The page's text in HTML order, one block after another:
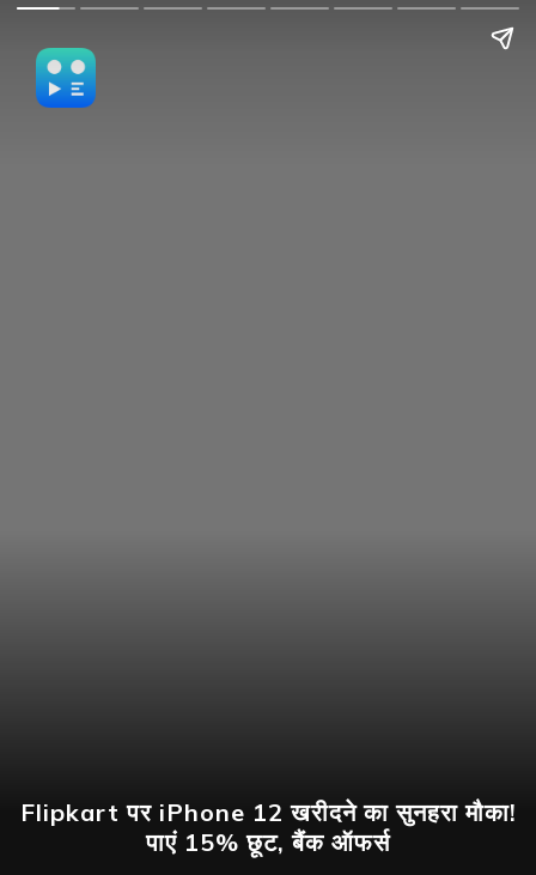
Flipkart पर iPhone 12 खरीदने का सुनहरा मौका!
पाएं 15% छूट, बैंक ऑफर्स